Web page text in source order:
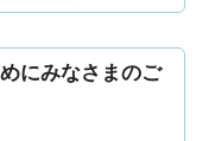
にみなさまのご